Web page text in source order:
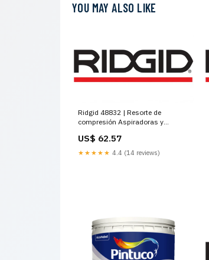
YOU MAY ALSO LIKE
Ridgid 48832 | Resorte de
compresión Aspiradoras y
US$ 62.57
★★★★★ 4.4 (14 reviews)